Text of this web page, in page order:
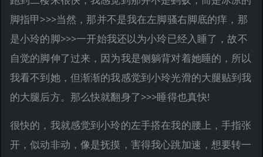
脚指甲>>>当然，那并不是我在左脚骚右脚底的痒，那
是小玲的脚>>>一开始我还以为小玲已经入睡了，故不
自觉的脚伸了过来，因为我是侧躺背对着她睡的，所以
我看不到她，但渐渐的我感觉到小玲光滑的大腿贴到我
的大腿后方。那么快就翻身了>>>睡得也真快!
很快的，我就感觉到小玲的左手搭在我的腰上，手指张
开，似动非动，像是抚摸，害得我心跳加速，想要转一